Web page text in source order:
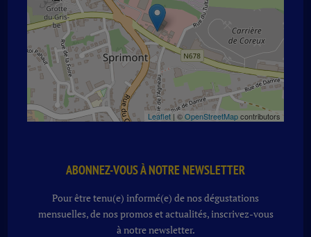
Leaflet| ©OpenStreetMapcontributors
ABONNEZ-VOUS À NOTRE NEWSLETTER
Pour être tenu(e) informé(e) de nos dégustations
mensuelles, de nos promos et actualités, inscrivez-vous
à notre newsletter.